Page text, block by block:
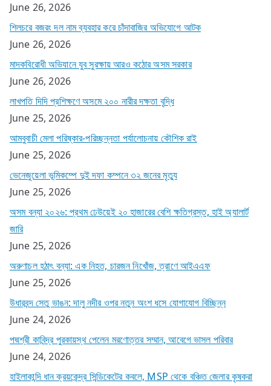
June 26, 2026
শিলচরে বজরং দল নাম ব্যবহার করে চাঁদাবাজির অভিযোগে আটক
June 26, 2026
মাদকবিরোধী অভিযানে যুব সুরক্ষায় আরও কঠোর অসম সরকার
June 26, 2026
লাখপতি দিদি প্রশিক্ষণে অসমে ২০০ নারীর দক্ষতা বৃদ্ধি
June 25, 2026
আমবুবাচী মেলা পরিষ্কার-পরিচ্ছন্নতা পর্যালোচনায় কৌশিক রাই
June 25, 2026
ভেনেজুয়েলা ভূমিকম্পে দুই দফা কম্পনে ৩২ জনের মৃত্যু
June 25, 2026
অসম বন্যা ২০২৬: প্রথম ঢেউয়েই ২০ হাজারের বেশি ক্ষতিগ্রস্ত, হাই অ্যালার্ট
জারি
June 25, 2026
অরুণাচল হঠাৎ বন্যা: এক নিহত, চারজন নিখোঁজ, ত্রাণে আইএএফ
June 25, 2026
উধারবন্দ সেতু ভাঙন: দালু নদীর ওপর নতুন অংশ ধসে যোগাযোগ বিচ্ছিন্ন
June 24, 2026
পদ্মশ্রী কাবিন্দ্র পুরকায়স্থ পেলেন মরণোত্তর সম্মান, আবেগে ভাসল পরিবার
June 24, 2026
হাইলাকান্দি ধান ক্রয়কেন্দ্র সিন্ডিকেটের কবলে, MSP থেকে বঞ্চিত জেলার কৃষকরা